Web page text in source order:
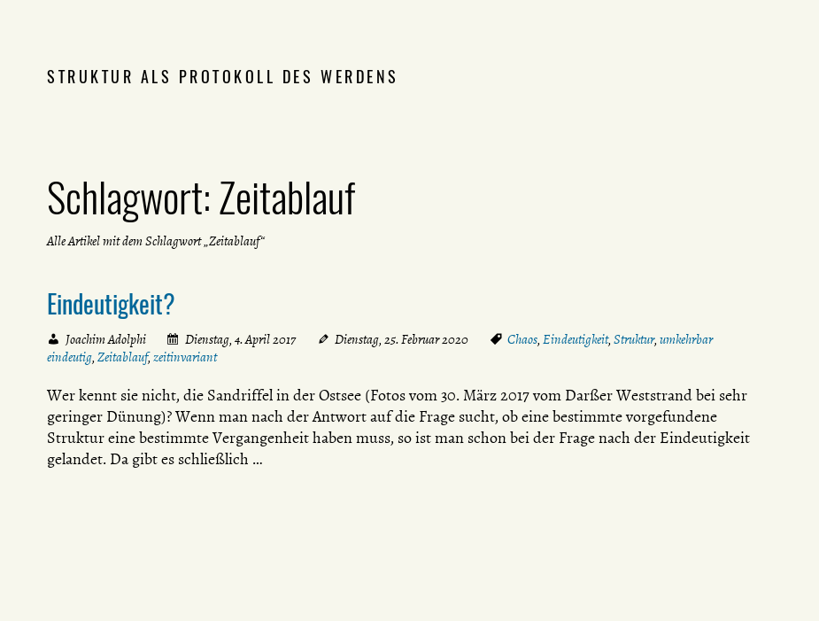
STRUKTUR ALS PROTOKOLL DES WERDENS
Schlagwort:Zeitablauf
Alle Artikel mit dem Schlagwort „Zeitablauf“
Eindeutigkeit?
Joachim Adolphi Dienstag, 4. April 2017 Dienstag, 25. Februar 2020 Chaos,Eindeutigkeit,Struktur,umkehrbar
eindeutig, Zeitablauf,zeitinvariant
Wer kennt sie nicht, die Sandriffel in der Ostsee (Fotos vom 30. März 2017 vom Darßer Weststrand bei sehr
geringer Dünung)? Wenn man nach der Antwort auf die Frage sucht, ob eine bestimmte vorgefundene
Struktur eine bestimmte Vergangenheit haben muss, so ist man schon bei der Frage nach der Eindeutigkeit
gelandet. Da gibt es schließlich …